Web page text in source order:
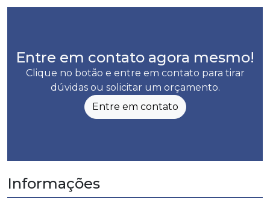
Entre em contato agora mesmo!
Clique no botão e entre em contato para tirar
dúvidas ou solicitar um orçamento.
Entre em contato
Informações